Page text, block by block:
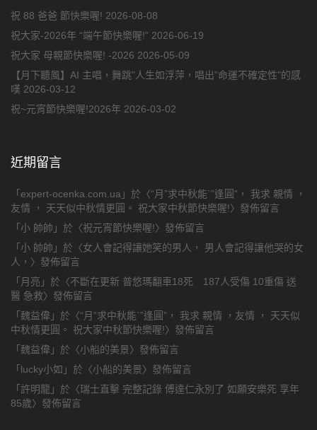
祝 88 爸爸 節快樂喔! 2026-08-08
祝大家-2026年 “端午節快樂喔!” 2026-06-19
祝大家 母親節快樂喔! -2026 2026-05-09
【月下聽風】AI 主唱，舞跳”人生如浮萍，唱出”命運不確定性”的感
嘆 2026-03-12
祝~元宵節快樂喔!2026年 2026-03-02
近期留言
「expert-ocenka.com.ua 」於〈“月”求中秋能`”逢圓”， 我求 親情 ，
友情 ， 天天似中秋情更圓。 祝大家中秋節快樂喔!〉發佈留言
「 小 帥帥 」於〈祝元宵節快樂喔!〉發佈留言
「 小 帥帥 」於〈女人會記得讓她笑的男人， 男人會記得讓他哭的女
人， 〉發佈留言
「 月亮 」於〈不斷在更新 普悠瑪翻車18死 187人受傷 10重傷 送
醫 急救〉發佈留言
「 魏益偉 」於〈“月”求中秋能`”逢圓”， 我求 親情 ，友情 ， 天天似
中秋情更圓。 祝大家中秋節快樂喔!〉發佈留言
「 魏益偉 」於〈小船的美景〉發佈留言
「 lucky小如 」於〈小船的美景〉發佈留言
「許明龍 」於〈瑞士直擊 完整記錄 傅達仁永別了 如願安樂死 享年
85歲〉發佈留言